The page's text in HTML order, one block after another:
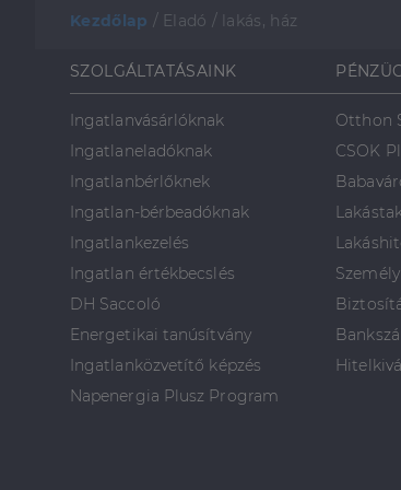
Kezdőlap / Eladó / lakás, ház
SZOLGÁLTATÁSAINK
Ingatlanvásárlóknak
Ingatlaneladóknak
Ingatlanbérlőknek
Ingatlan-bérbeadóknak
Ingatlankezelés
Ingatlan értékbecslés
DH Saccoló
Energetikai tanúsítvány
Ingatlanközvetítő képzés
Napenergia Plusz Program
Otthon
CSOK